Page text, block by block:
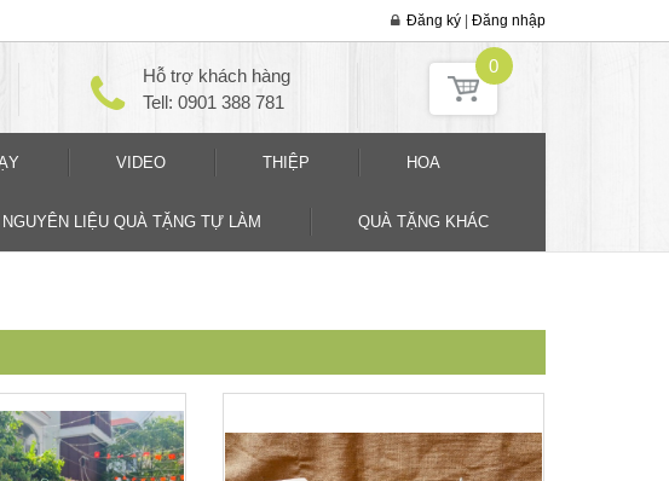
Đăng ký | Đăng nhập
Hỗ trợ khách hàng
Tell: 0901 388 781
0
VIDEO THIỆP HOA
NGUYÊN LIỆU QUÀ TẶNG TỰ LÀM QUÀ TẶNG KHÁC